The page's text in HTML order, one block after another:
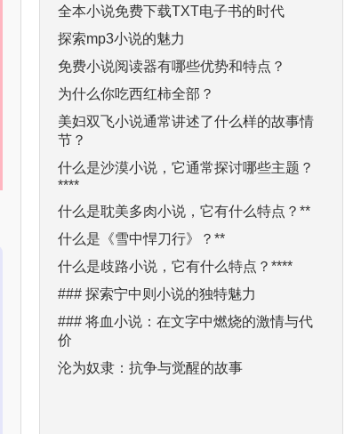
全本小说免费下载TXT电子书的时代
探索mp3小说的魅力
免费小说阅读器有哪些优势和特点？
为什么你吃西红柿全部？
美妇双飞小说通常讲述了什么样的故事情
节？
什么是沙漠小说，它通常探讨哪些主题？
****
什么是耽美多肉小说，它有什么特点？**
什么是《雪中悍刀行》？**
什么是歧路小说，它有什么特点？****
### 探索宁中则小说的独特魅力
### 将血小说：在文字中燃烧的激情与代
价
沦为奴隶：抗争与觉醒的故事